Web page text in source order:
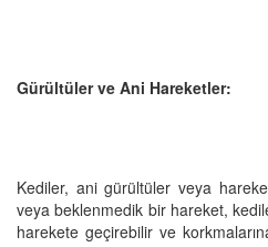
Gürültüler ve Ani Hareketler:
Kediler, ani gürültüler veya
veya beklenmedik bir hareket,
harekete geçirebilir ve